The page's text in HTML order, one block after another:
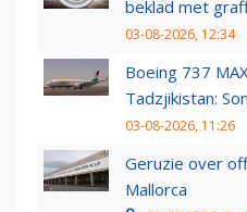
beklad met
03-08-2026, 12:34
Boeing 737
Tadzjikistan:
03-08-2026, 11:26
Geruzie over
Mallorca